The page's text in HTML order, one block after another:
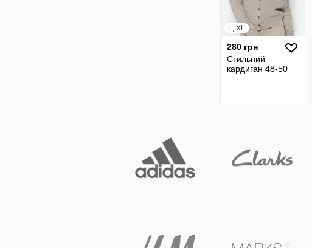
L, XL
280 грн
Стильний
кардиган 48-50